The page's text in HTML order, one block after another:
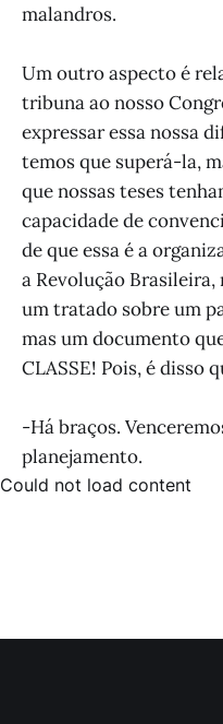
malandros.
Um outro aspecto é
tribuna ao nosso
expressar essa nossa
temos que superá-la,
que nossas teses
capacidade de
de que essa é a
a Revolução
um tratado sobre um
mas um documento
CLASSE! Pois, é disso
-Há braços.
planejamento.
Could not load content